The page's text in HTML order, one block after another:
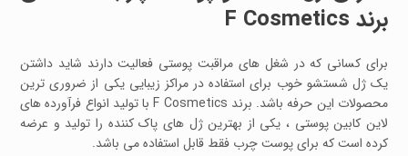
برند F Cosmetics
برای کسانی که در شغل های مراقبت پوستی فعالیت دارند شاید داشتن
یک ژل شستشو خوب برای استفاده در مراکز زیبایی یکی از ضروری ترین
محصولات این حرفه باشد. برند F Cosmetics با تولید انواع فرآورده های
لاین کابین پوستی ، یکی از بهترین ژل های پاک کننده را تولید و عرضه
کرده است که برای پوست چرب فقط قابل استفاده می باشد.